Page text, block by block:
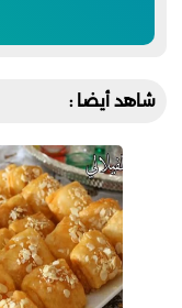
شاهد أيضا :